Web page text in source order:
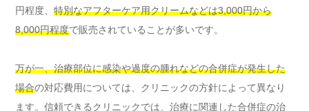
円程度、 特別なアフターケア用クリームなどは3,000円から
8,000円程度で販売されていることが多いです。
万が一、治療部位に感染や過度の腫れなどの合併症が発生した
場合の対応費用については、クリニックの方針によって異なり
ます。信頼できるクリニックでは、治療に関連した合併症の治